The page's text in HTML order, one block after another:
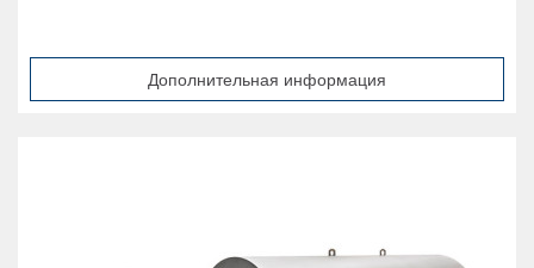
Дополнительная информация